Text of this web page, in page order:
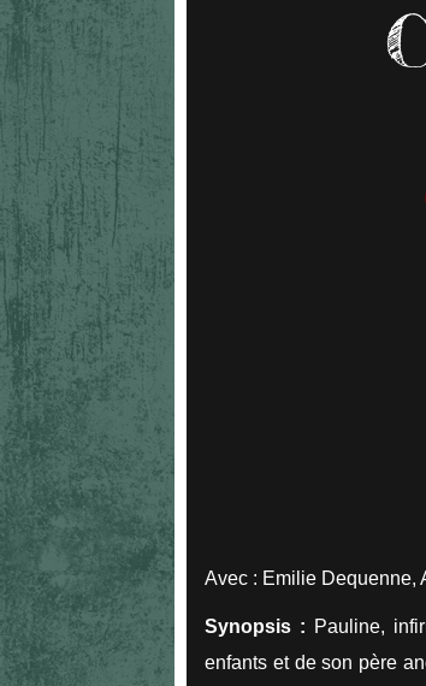
Avec : Emilie Dequenne,
Synopsis : Pauline,
enfants et de son père